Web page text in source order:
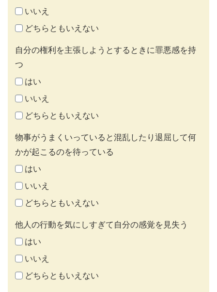
いいえ
どちらともいえない
自分の権利を主張しようとするときに罪悪感を持
つ
はい
いいえ
どちらともいえない
物事がうまくいっていると混乱したり退屈して何
かが起こるのを待っている
はい
いいえ
どちらともいえない
他人の行動を気にしすぎて自分の感覚を見失う
はい
いいえ
どちらともいえない